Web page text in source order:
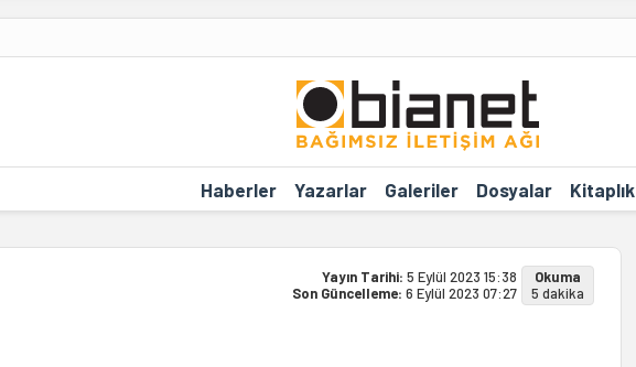
Haberler Yazarlar Galeriler Dosyalar Kitaplık
Yayın Tarihi: 5 Eylül 2023 15:38
Son Güncelleme: 6 Eylül 2023 07:27
Okuma
5 dakika